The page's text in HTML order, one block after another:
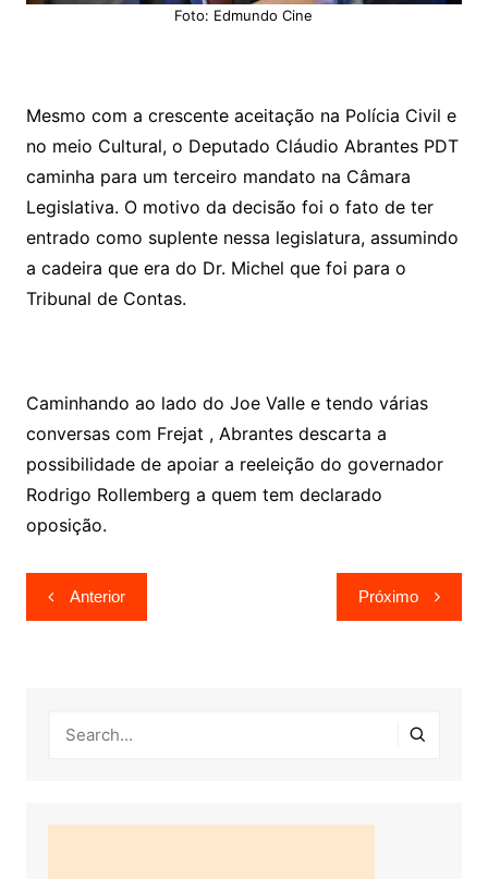
Foto: Edmundo Cine
Mesmo com a crescente aceitação na Polícia Civil e
no meio Cultural, o Deputado Cláudio Abrantes PDT
caminha para um terceiro mandato na Câmara
Legislativa. O motivo da decisão foi o fato de ter
entrado como suplente nessa legislatura, assumindo
a cadeira que era do Dr. Michel que foi para o
Tribunal de Contas.
Caminhando ao lado do Joe Valle e tendo várias
conversas com Frejat , Abrantes descarta a
possibilidade de apoiar a reeleição do governador
Rodrigo Rollemberg a quem tem declarado
oposição.
Navegação
de
Anterior Próximo